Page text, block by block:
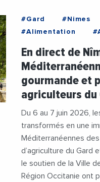
#Gard #Nimes
#Alimentation
#Gastronomie
#Producteurs
En direct de
gourmande et
agriculteurs du
Du 6 au 7 juin 2026,
transformés en une
Méditerranéennes
d’agriculture du Gard
le soutien de la Ville
Région Occitanie ont